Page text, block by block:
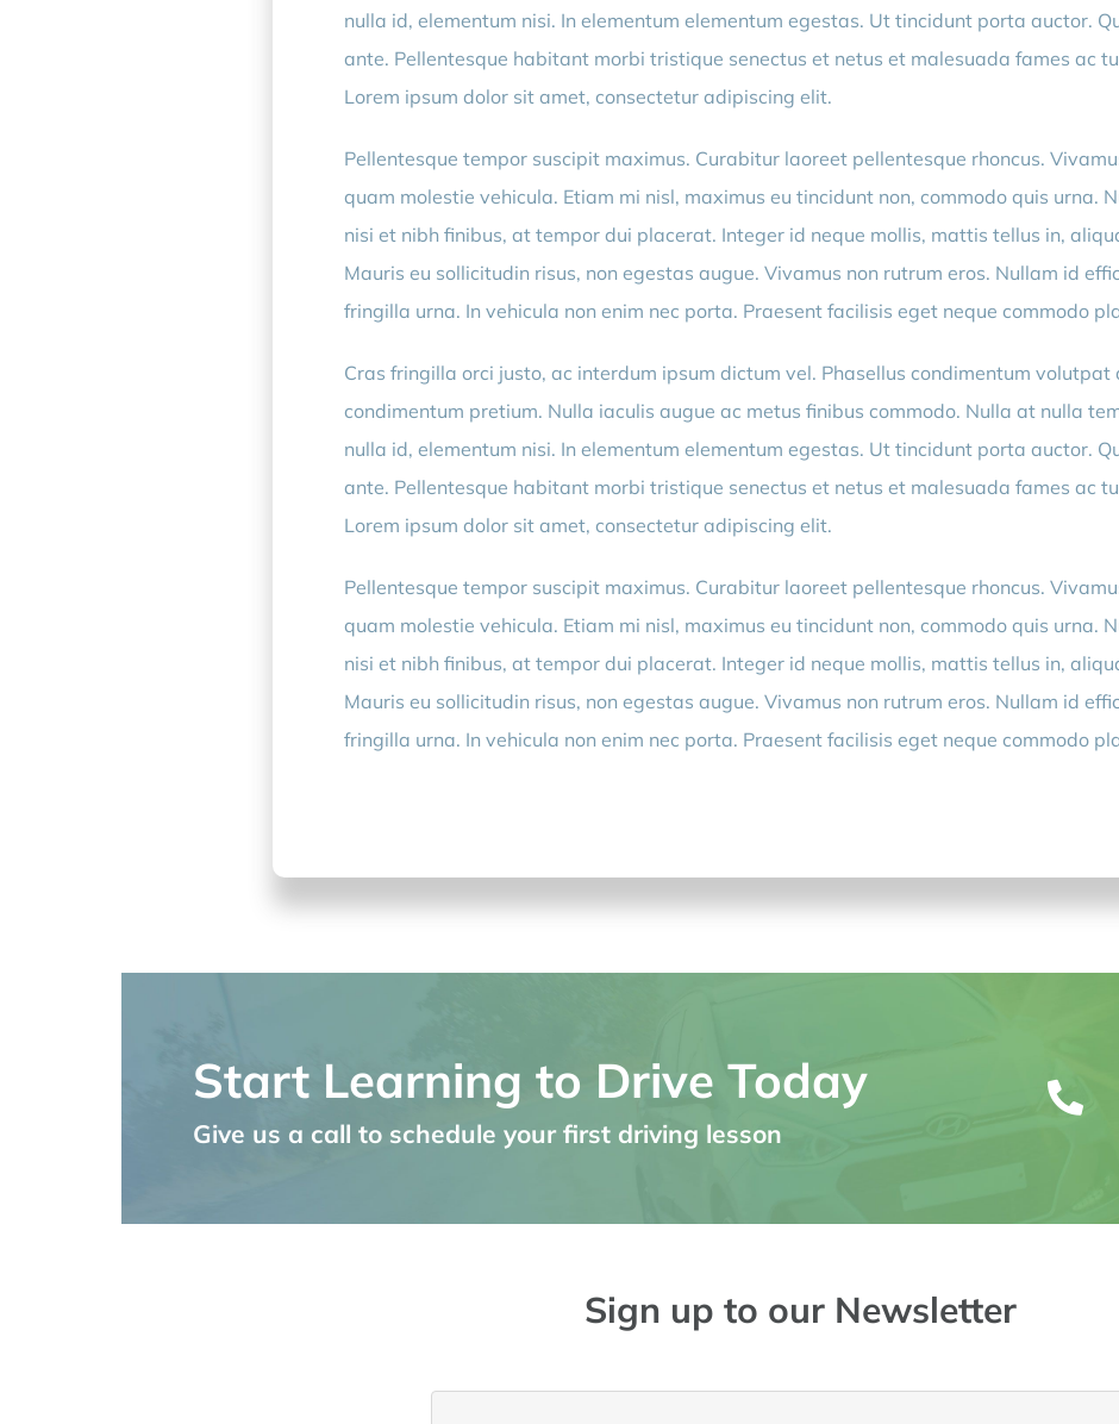
nulla id, elementum nisi. In elementum elementum egestas. Ut tincidunt porta auctor.
ante. Pellentesque habitant morbi tristique senectus et netus et malesuada fames ac
Lorem ipsum dolor sit amet, consectetur adipiscing elit.
Pellentesque tempor suscipit maximus. Curabitur laoreet pellentesque rhoncus.
quam molestie vehicula. Etiam mi nisl, maximus eu tincidunt non, commodo quis urna.
nisi et nibh finibus, at tempor dui placerat. Integer id neque mollis, mattis tellus in,
Mauris eu sollicitudin risus, non egestas augue. Vivamus non rutrum eros. Nullam id
fringilla urna. In vehicula non enim nec porta. Praesent facilisis eget neque commodo
Cras fringilla orci justo, ac interdum ipsum dictum vel. Phasellus condimentum volutpat
condimentum pretium. Nulla iaculis augue ac metus finibus commodo. Nulla at nulla
nulla id, elementum nisi. In elementum elementum egestas. Ut tincidunt porta auctor.
ante. Pellentesque habitant morbi tristique senectus et netus et malesuada fames ac
Lorem ipsum dolor sit amet, consectetur adipiscing elit.
Pellentesque tempor suscipit maximus. Curabitur laoreet pellentesque rhoncus.
quam molestie vehicula. Etiam mi nisl, maximus eu tincidunt non, commodo quis urna.
nisi et nibh finibus, at tempor dui placerat. Integer id neque mollis, mattis tellus in,
Mauris eu sollicitudin risus, non egestas augue. Vivamus non rutrum eros. Nullam id
fringilla urna. In vehicula non enim nec porta. Praesent facilisis eget neque commodo
Start Learning to Drive Today
Give us a call to schedule your first driving lesson
Sign up to our Newsletter